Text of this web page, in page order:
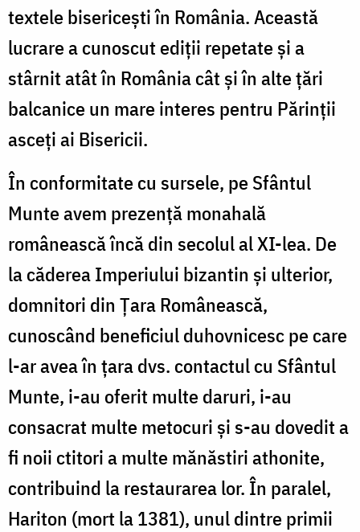
textele bisericești în România. Această
lucrare a cunoscut ediții repetate și a
stârnit atât în România cât și în alte țări
balcanice un mare interes pentru Părinții
asceți ai Bisericii.
În conformitate cu sursele, pe Sfântul
Munte avem prezență monahală
românească încă din secolul al XI-lea. De
la căderea Imperiului bizantin și ulterior,
domnitori din Țara Românească,
cunoscând beneficiul duhovnicesc pe care
l-ar avea în țara dvs. contactul cu Sfântul
Munte, i-au oferit multe daruri, i-au
consacrat multe metocuri și s-au dovedit a
fi noii ctitori a multe mănăstiri athonite,
contribuind la restaurarea lor. În paralel,
Hariton (mort la 1381), unul dintre primii